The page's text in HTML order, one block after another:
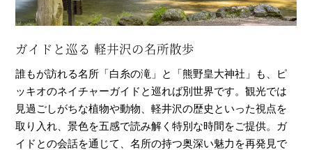
ガイドと巡る 軽井沢の名所散歩
誰もが訪れる名所「白糸の滝」と「熊野皇大神社」も、ピ
ッキオのネイチャーガイドと巡れば別世界です。観光では
見過ごしがちな植物や動物、軽井沢の歴史といった視点を
取り入れ、景色を五感で読み解く特別な時間をご提供。ガ
イドとの会話を通じて、名所の持つ奥深い魅力を再発見で